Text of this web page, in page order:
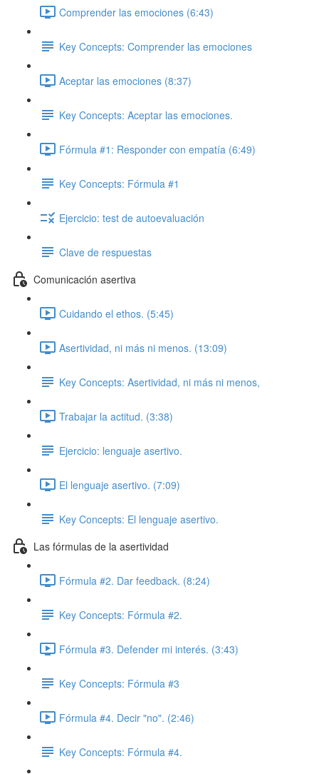
Comprender las emociones (6:43)
Key Concepts: Comprender las emociones
Aceptar las emociones (8:37)
Key Concepts: Aceptar las emociones.
Fórmula #1: Responder con empatía (6:49)
Key Concepts: Fórmula #1
Ejercicio: test de autoevaluación
Clave de respuestas
Comunicación asertiva
Cuidando el ethos. (5:45)
Asertividad, ni más ni menos. (13:09)
Key Concepts: Asertividad, ni más ni menos,
Trabajar la actitud. (3:38)
Ejercicio: lenguaje asertivo.
El lenguaje asertivo. (7:09)
Key Concepts: El lenguaje asertivo.
Las fórmulas de la asertividad
Fórmula #2. Dar feedback. (8:24)
Key Concepts: Fórmula #2.
Fórmula #3. Defender mi interés. (3:43)
Key Concepts: Fórmula #3
Fórmula #4. Decir "no". (2:46)
Key Concepts: Fórmula #4.